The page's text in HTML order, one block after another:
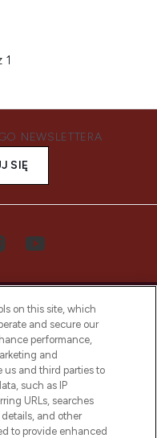
1
NEWSLETTERA
SIĘ
dowie się o
od niszowych i
trendach i
redakcyjne
on this site, which
and secure our
performance,
and
us and third parties to
such as IP
URLs, searches
and other
to provide enhanced